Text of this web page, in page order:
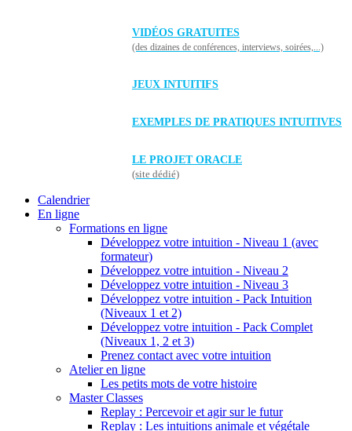
VIDÉOS GRATUITES
(des dizaines de conférences, interviews, soirées,...)
JEUX INTUITIFS
EXEMPLES DE PRATIQUES INTUITIVES
LE PROJET ORACLE
(site dédié)
Calendrier
En ligne
Formations en ligne
Développez votre intuition - Niveau 1 (avec
formateur)
Développez votre intuition - Niveau 2
Développez votre intuition - Niveau 3
Développez votre intuition - Pack Intuition
(Niveaux 1 et 2)
Développez votre intuition - Pack Complet
(Niveaux 1, 2 et 3)
Prenez contact avec votre intuition
Atelier en ligne
Les petits mots de votre histoire
Master Classes
Replay : Percevoir et agir sur le futur
Replay : Les intuitions animale et végétale